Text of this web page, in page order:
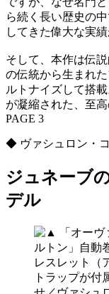
ら続く長い歴史の
してきた偉大な実
そして、本作は伝
の伝統から生まれ
ルトナイズして搭
が凝縮された、至
PAGE 3
◆ ヴァシュロン・
ジュネーブ
デル